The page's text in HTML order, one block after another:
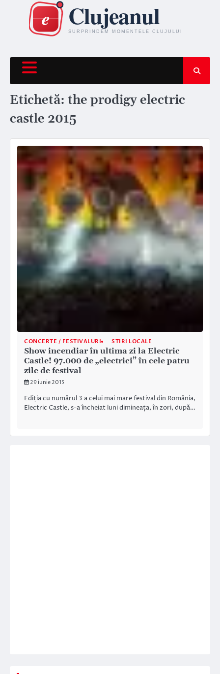
content
Etichetă: the prodigy electric
castle 2015
CONCERTE / FESTIVALURI STIRI LOCALE
Show incendiar în ultima zi la Electric
Castle! 97.000 de „electrici” în cele patru
zile de festival
29 iunie 2015
Ediția cu numărul 3 a celui mai mare festival din România,
Electric Castle, s-a încheiat luni dimineața, în zori, după…